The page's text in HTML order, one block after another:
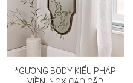
*GƯƠNG BODY KIỂU PHÁP